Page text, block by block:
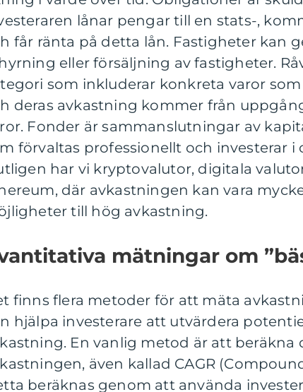
lånar pengar till en stats-,
får ränta på detta lån. Fastigheter kan
eller försäljning av fastigheter.
som inkluderar konkreta varor
deras avkastning kommer från
Fonder är sammanslutningar av
förvaltas professionellt och investerar i
har vi kryptovalutor, digitala
där avkastningen kan vara
till hög avkastning.
mätningar om
finns flera metoder för att mäta
hjälpa investerare att utvärdera
En vanlig metod är att
även kallad CAGR
beräknas genom att använda